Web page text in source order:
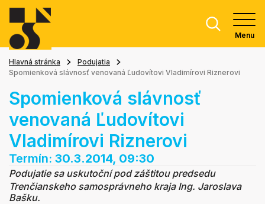
Menu
Hlavná stránka
Podujatia
Spomienková slávnosť venovaná Ľudovítovi Vladimírovi Riznerovi
Spomienková slávnosť
venovaná Ľudovítovi
Vladimírovi Riznerovi
Termín: 30.3.2014, 09:30
Podujatie sa uskutoční pod záštitou predsedu
Trenčianskeho samosprávneho kraja Ing. Jaroslava
Bašku.